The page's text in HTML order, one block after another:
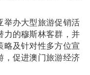
举办大型旅游促销活
力的穆斯林客群，并
略及针对性多方位宣
，促进澳门旅游经济